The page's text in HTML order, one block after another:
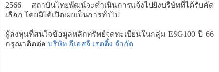
2566 สถาบันไทยพัฒน์จะดำเนินการแจ้งไปยังบริษัทที่ได้รับคัด
เลือก โดยมิได้เปิดเผยเป็นการทั่วไป
ผู้ลงทุนที่สนใจข้อมูลหลักทรัพย์จดทะเบียนในกลุ่ม ESG100 ปี 66
กรุณาติดต่อ บริษัท อีเอสจี เรตติ้ง จำกัด